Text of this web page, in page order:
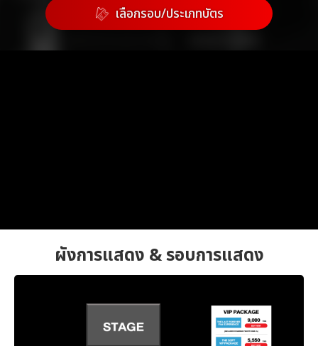
เลือกรอบ/ประเภทบัตร
ผังการแสดง & รอบการแสดง